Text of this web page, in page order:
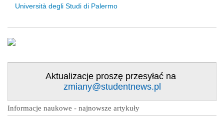
Università degli Studi di Palermo
Aktualizacje proszę przesyłać na
zmiany@studentnews.pl
Informacje naukowe - najnowsze artykuły